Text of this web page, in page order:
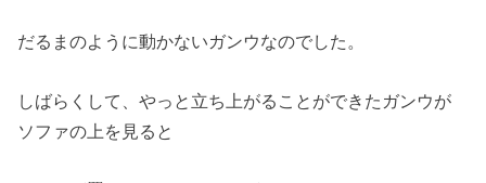
だるまのように動かないガンウなのでした。
しばらくして、やっと立ち上がることができたガンウが
ソファの上を見ると